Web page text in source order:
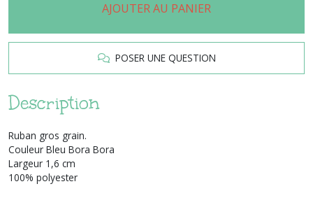
AJOUTER AU PANIER
POSER UNE QUESTION
Description
Ruban gros grain.
Couleur Bleu Bora Bora
Largeur 1,6 cm
100% polyester